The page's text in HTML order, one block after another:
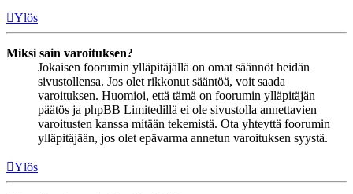
Ylös
Miksi sain varoituksen?
Jokaisen foorumin ylläpitäjällä on omat säännöt heidän
sivustollensa. Jos olet rikkonut sääntöä, voit saada
varoituksen. Huomioi, että tämä on foorumin ylläpitäjän
päätös ja phpBB Limitedillä ei ole sivustolla annettavien
varoitusten kanssa mitään tekemistä. Ota yhteyttä foorumin
ylläpitäjään, jos olet epävarma annetun varoituksen syystä.
Ylös